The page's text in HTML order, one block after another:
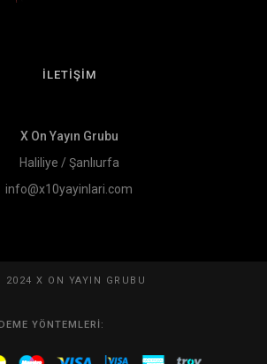
İLETİŞİM
X On Yayın Grubu
Haliliye / Şanlıurfa
info@x10yayinlari.com
2024 X ON YAYIN GRUBU
YÖNTEMLERI: